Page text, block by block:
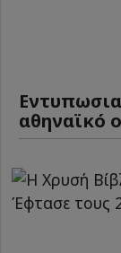
αθηναϊκό